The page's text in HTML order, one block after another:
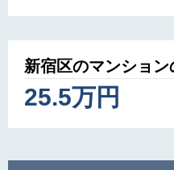
新宿区のマンショ
25.5万円